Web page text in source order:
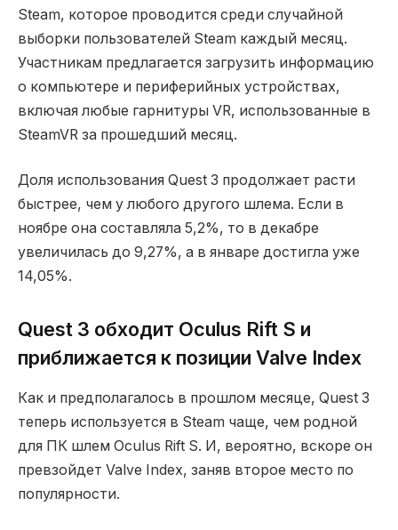
Steam, которое проводится среди случайной
выборки пользователей Steam каждый месяц.
Участникам предлагается загрузить информацию
о компьютере и периферийных устройствах,
включая любые гарнитуры VR, использованные в
SteamVR за прошедший месяц.
Доля использования Quest 3 продолжает расти
быстрее, чем у любого другого шлема. Если в
ноябре она составляла 5,2%, то в декабре
увеличилась до 9,27%, а в январе достигла уже
14,05%.
Quest 3 обходит Oculus Rift S и
приближается к позиции Valve Index
Как и предполагалось в прошлом месяце, Quest 3
теперь используется в Steam чаще, чем родной
для ПК шлем Oculus Rift S. И, вероятно, вскоре он
превзойдет Valve Index, заняв второе место по
популярности.